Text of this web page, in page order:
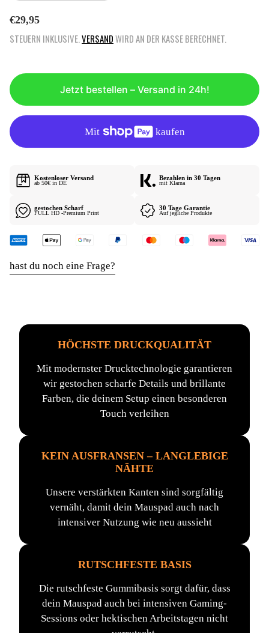
R
G
Ä
R
R
P
R
€29,95
STEUERN INKLUSIVE. VERSANDWIRD AN DER KASSE BERECHNET.
Jetzt bestellen – Versand in 24h!
Kostenloser Versand
ab 50€ in DE
Bezahlen in 30 Tagen
mit Klarna
gestochen Scharf
FULL HD -Premium Print
30 Tage Garantie
Auf jegliche Produkte
hast du noch eine Frage?
HÖCHSTE DRUCKQUALITÄT
Mit modernster Drucktechnologie garantieren
wir gestochen scharfe Details und brillante
Farben, die deinem Setup einen besonderen
Touch verleihen
KEIN AUSFRANSEN – LANGLEBIGE
NÄHTE
Unsere verstärkten Kanten sind sorgfältig
vernäht, damit dein Mauspad auch nach
intensiver Nutzung wie neu aussieht
RUTSCHFESTE BASIS
Die rutschfeste Gummibasis sorgt dafür, dass
dein Mauspad auch bei intensiven Gaming-
Sessions oder hektischen Arbeitstagen nicht